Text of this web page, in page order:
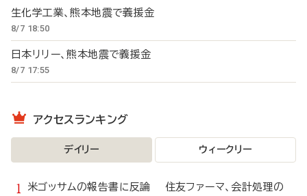
生化学工業、熊本地震で義援金
8/7 18:50
日本リリー、熊本地震で義援金
8/7 17:55
アクセスランキング
デイリー ウィークリー
米ゴッサムの報告書に反論 住友ファーマ、会計処理の